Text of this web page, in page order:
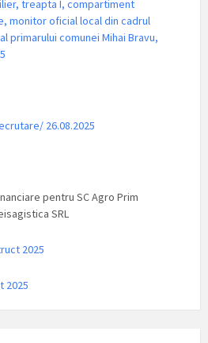
treapta I, compartiment
monitor oficial local din cadrul
primarului comunei Mihai Bravu,
26.08.2025
pentru SC Agro Prim
SRL
2025
2025